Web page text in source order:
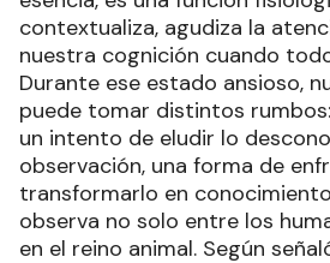
contextualiza, agudiza la
nuestra cognición cuando
Durante ese estado ansioso,
puede tomar distintos
un intento de eludir lo
observación, una forma de
transformarlo en
observa no solo entre los
en el reino animal. Según